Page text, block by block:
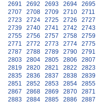
2691
2692 2693 2694 2695
2707
2708 2709 2710 2711
2723
2724 2725 2726 2727
2739
2740 2741 2742 2743
2755
2756 2757 2758 2759
2771
2772 2773 2774 2775
2787
2788 2789 2790 2791
2803
2804 2805 2806 2807
2819
2820 2821 2822 2823
2835
2836 2837 2838 2839
2851
2852 2853 2854 2855
2867
2868 2869 2870 2871
2883
2884 2885 2886 2887